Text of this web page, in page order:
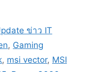
ข่าว IT
, Gaming
, msi vector, MSI